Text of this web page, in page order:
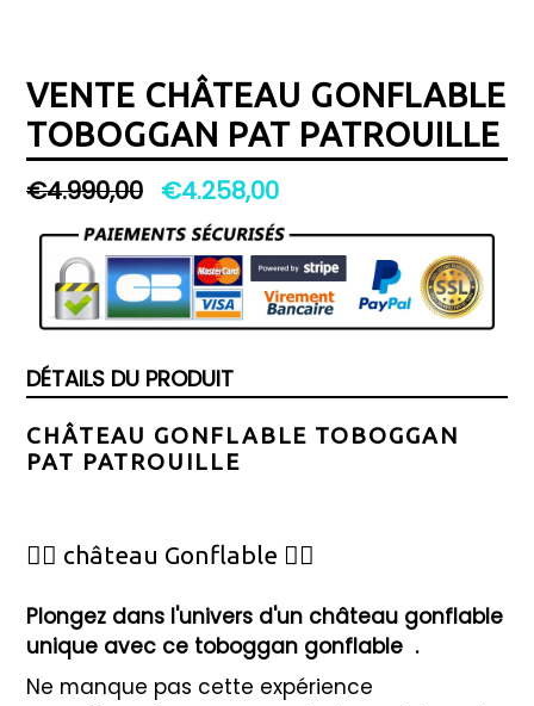
VENTE CHÂTEAU GONFLABLE
TOBOGGAN PAT PATROUILLE
Prix
régulier
€4.990,00 €4.258,00
DÉTAILS DU PRODUIT
CHÂTEAU GONFLABLE TOBOGGAN
PAT PATROUILLE
🦸‍♂️ château Gonflable 🦸‍♀️
Plongez dans l'univers d'un château gonflable
unique avec ce toboggan gonflable .
Ne manque pas cette expérience